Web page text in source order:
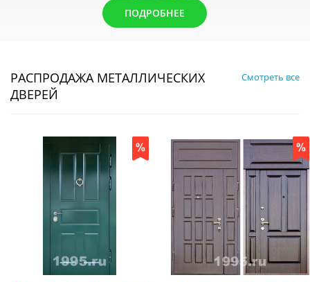
ПОДРОБНЕЕ
РАСПРОДАЖА МЕТАЛЛИЧЕСКИХ
ДВЕРЕЙ
Смотреть все